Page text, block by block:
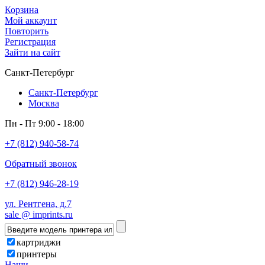
Корзина
Мой аккаунт
Повторить
Регистрация
Зайти на сайт
Санкт-Петербург
Санкт-Петербург
Москва
Пн - Пт 9:00 - 18:00
+7 (812) 940-58-74
Обратный звонок
+7 (812) 946-28-19
ул. Рентгена, д.7
sale @ imprints.ru
картриджи
принтеры